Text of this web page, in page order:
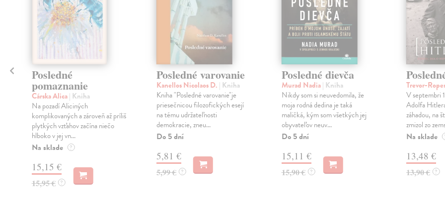
Posledné
pomaznanie
Cárska Alica| Kniha
Na pozadí Aliciných
komplikovaných a zároveň až príliš
plytkých vzťahov začína niečo
hlboko v jej vn...
Na sklade ?
15,15 €
15,95 € ?
Posledné varovanie
Kanellos Nicolaos D. | Kniha
Kniha "Posledné varovanie"je
priesečnicou filozofických esejí
na tému udržateľnosti
demokracie, zneu...
Do 5 dní
5,81 €
5,99 € ?
Posledné dievča
Murad Nadia| Kniha
Nikdy som si neuvedomila, že
moja rodná dedina je taká
maličká, kým som všetkých jej
obyvateľov neuv...
Do 5 dní
15,11 €
15,90 € ?
Trevor-
V septembri
Adolfa
záhadou, na
zmizol zo
Na sklade
13,48 €
13,90 € ?